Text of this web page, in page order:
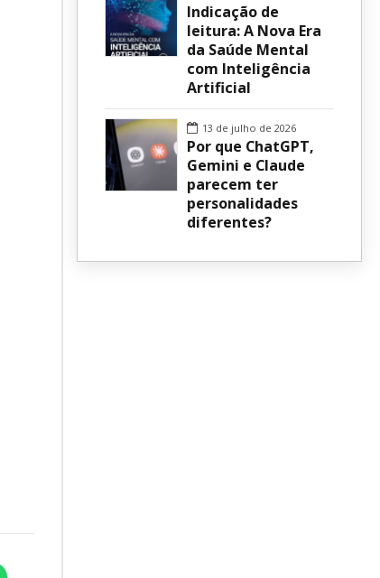
Indicação de
leitura: A Nova Era
da Saúde Mental
com Inteligência
Artificial
13 de julho de 2026
Por que ChatGPT,
Gemini e Claude
parecem ter
personalidades
diferentes?